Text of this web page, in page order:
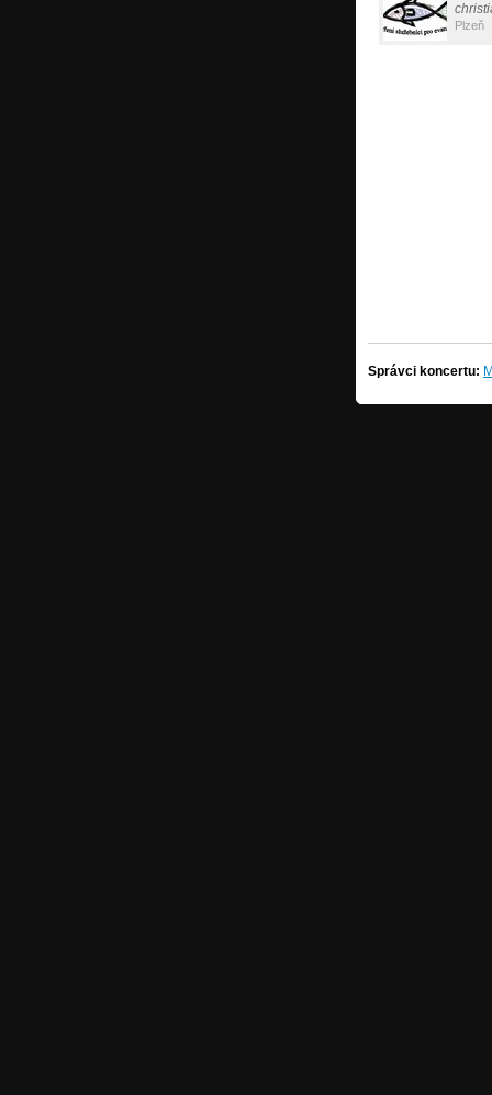
Plzeň
Správci koncertu: